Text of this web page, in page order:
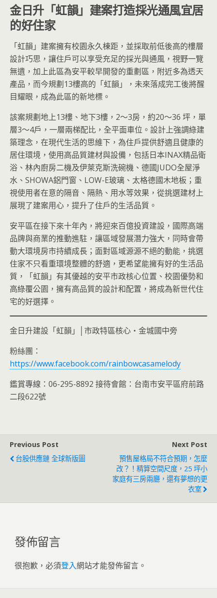
金日升「虹韻」建案打造採光通風宜居
的好住家
「虹韻」建案擁有校園永久棟距，並採取前低後高的樓層
設計巧思，讓住戶可以享受充足的採光與通風，視野一覽
無遺，加上此區為安平較早開發的重劃區，附近多為透天
產品，而今規劃13樓高的「虹韻」，未來落成完工後將醒
目耀眼，成為此區的新地標。
該案規劃地上13樓、地下3樓，2～3房，約20～36 坪，單
層3～4戶，一層兩梯配比，全平面車位。設計上強調綠建
築理念，在現代生活的思維下，為住戶提供舒適且健康的
居住環境，使用高品質建材與設備，包括日本INAX精品衛
浴、林內廚房二機及伊萊克斯洗碗機、德國JUDO全屋淨
水、SHOWA鋁門窗、LOW-E玻璃、太格德國木地板；重
視使用者在意的隔音、隔熱、用水等效果，從挑選建材上
展現了建案用心，提升了住戶的生活品質。
安平區在接下來十年內，將迎來百億投資建設，國際高端
品牌與商業的推動進駐，讓區域發展潛力強大，同時會帶
動大環境房市持續成長；面對區域源源不絕的動能，挑選
住家不只看重環境整體的舒適，更希望能擁有好的生活品
質，「虹韻」有其優越的安平市政核心位置、校園優勢和
高綠覆公園，擁有高品質的設計和配置，將成為新世代住
宅的好選擇。
金日升建設「虹韻」│市政特區核心・金城國中旁
粉絲團：
https://www.facebook.com/rainbowcasamelody
鑑賞專線：06-295-8892 接待會館：台南市安平區府前路
二段622號
Previous Post
台股供應鏈 全球新版圖
Next Post
預售屋格局不符合預期，怎麼
改？！精算空間尺度，25 坪小
家庭有三房兩廳，還有夢想的更
衣室
發佈留言
很抱歉，必須登入網站才能發佈留言。